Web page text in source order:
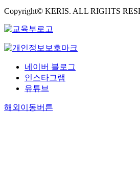
Copyright© KERIS. ALL RIGHTS
네이버 블로그
인스타그램
유튜브
해외이동버튼